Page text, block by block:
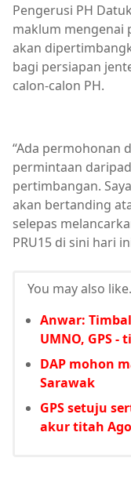
Pengerusi PH
maklum mengenai
akan
bagi persiapan
calon-calon PH.
“Ada permohonan
permintaan
pertimbangan.
akan bertanding
selepas
PRU15 di sini hari
You may also
Anwar:
UMNO, GPS
DAP mohon
Sarawak
GPS setuju
akur titah